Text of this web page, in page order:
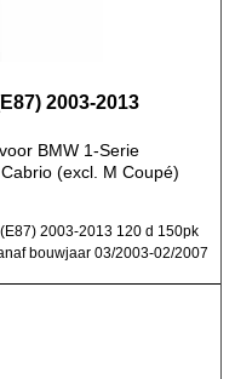
2003-2013
BMW 1-Serie
(excl. M Coupé)
2003-2013 120 d 150pk
bouwjaar 03/2003-02/2007